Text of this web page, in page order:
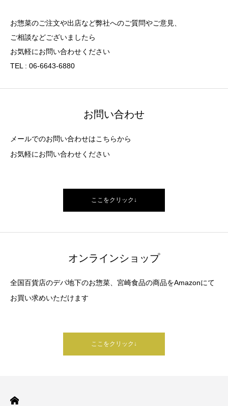
お惣菜のご注文や出店など弊社へのご質問やご意見、
ご相談などございましたら
お気軽にお問い合わせください
TEL : 06-6643-6880
お問い合わせ
メールでのお問い合わせはこちらから
お気軽にお問い合わせください
ここをクリック↓
オンラインショップ
全国百貨店のデパ地下のお惣菜、宮崎食品の商品をAmazonにて
お買い求めいただけます
ここをクリック↓